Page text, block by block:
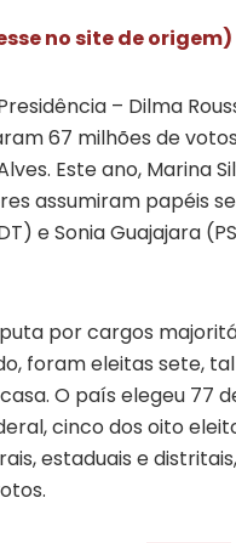
no site de origem)
– Dilma
67 milhões de
Este ano, Marina
assumiram papéis
e Sonia Guajajara
por cargos
foram eleitas sete,
O país elegeu 77
cinco dos oito
estaduais e